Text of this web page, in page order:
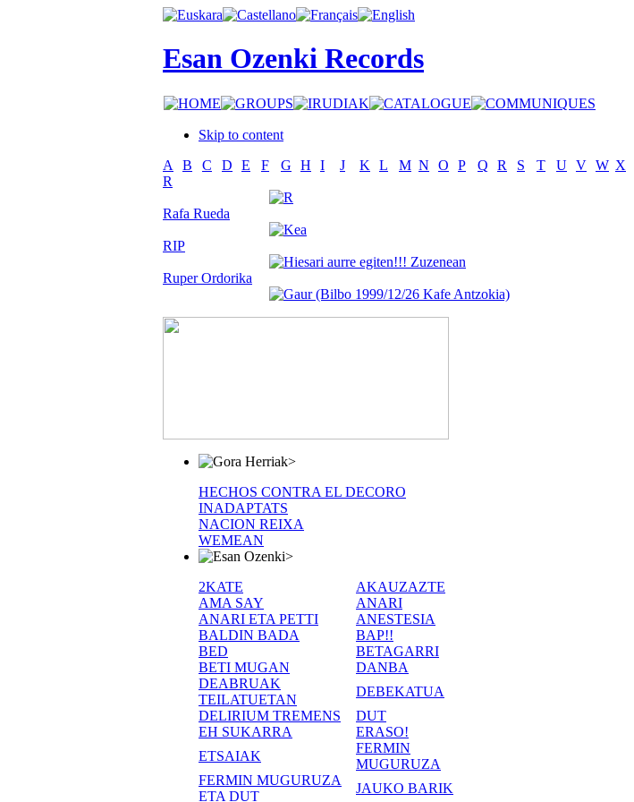
Esan Ozenki Records
Skip to content
A
B C D E F G H I J K L M N O P Q R S T U V W X
R
Rafa Rueda
RIP
Ruper Ordorika
>
HECHOS CONTRA EL DECORO
INADAPTATS
NACION REIXA
WEMEAN
>
2KATE
AKAUZAZTE
AMA SAY
ANARI
ANARI ETA PETTI
ANESTESIA
BALDIN BADA
BAP!!
BED
BETAGARRI
BETI MUGAN
DANBA
DEABRUAK
TEILATUETAN
DEBEKATUA
DELIRIUM TREMENS
DUT
EH SUKARRA
ERASO!
ETSAIAK
FERMIN
MUGURUZA
FERMIN MUGURUZA
ETA DUT
JAUKO BARIK